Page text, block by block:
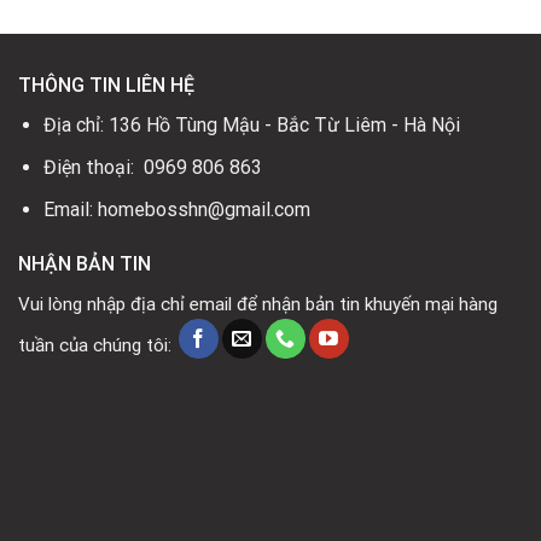
THÔNG TIN LIÊN HỆ
Địa chỉ: 136 Hồ Tùng Mậu - Bắc Từ Liêm - Hà Nội
Điện thoại: 0969 806 863
Email: homebosshn@gmail.com
NHẬN BẢN TIN
Vui lòng nhập địa chỉ email để nhận bản tin khuyến mại hàng
tuần của chúng tôi: